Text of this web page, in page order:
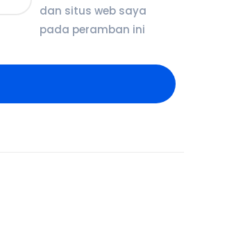
dan situs web saya
pada peramban ini